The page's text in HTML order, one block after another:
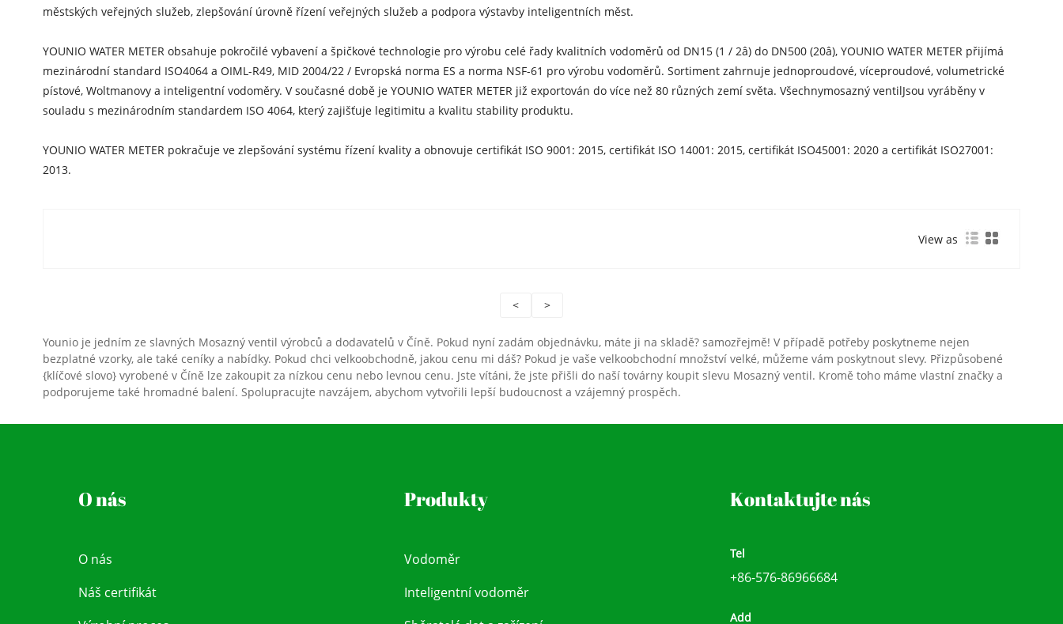
městských veřejných služeb, zlepšování úrovně řízení veřejných služeb a podpora výstavby inteligentních měst.
YOUNIO WATER METER obsahuje pokročilé vybavení a špičkové technologie pro výrobu celé řady kvalitních vodoměrů od DN15 (1 / 2â) do DN500 (20â), YOUNIO WATER METER přijímá
mezinárodní standard ISO4064 a OIML-R49, MID 2004/22 / Evropská norma ES a norma NSF-61 pro výrobu vodoměrů. Sortiment zahrnuje jednoproudové, víceproudové, volumetrické
pístové, Woltmanovy a inteligentní vodoměry. V současné době je YOUNIO WATER METER již exportován do více než 80 různých zemí světa. Všechnymosazný ventilJsou vyráběny v
souladu s mezinárodním standardem ISO 4064, který zajišťuje legitimitu a kvalitu stability produktu.
YOUNIO WATER METER pokračuje ve zlepšování systému řízení kvality a obnovuje certifikát ISO 9001: 2015, certifikát ISO 14001: 2015, certifikát ISO45001: 2020 a certifikát ISO27001:
2013.
View as
< >
Younio je jedním ze slavných Mosazný ventil výrobců a dodavatelů v Číně. Pokud nyní zadám objednávku, máte ji na skladě? samozřejmě! V případě potřeby poskytneme nejen
bezplatné vzorky, ale také ceníky a nabídky. Pokud chci velkoobchodně, jakou cenu mi dáš? Pokud je vaše velkoobchodní množství velké, můžeme vám poskytnout slevy. Přizpůsobené
{klíčové slovo} vyrobené v Číně lze zakoupit za nízkou cenu nebo levnou cenu. Jste vítáni, že jste přišli do naší továrny koupit slevu Mosazný ventil. Kromě toho máme vlastní značky a
podporujeme také hromadné balení. Spolupracujte navzájem, abychom vytvořili lepší budoucnost a vzájemný prospěch.
O nás
O nás
Náš certifikát
Produkty
Vodoměr
Inteligentní vodoměr
Kontaktujte nás
Tel
+86-576-86966684
Add